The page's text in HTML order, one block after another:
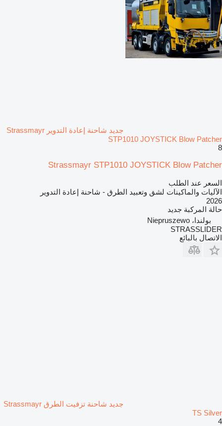
جديد شاحنة إعادة التدوير Strassmayr
STP1010 JOYSTICK Blow Patcher
8
Strassmayr STP1010 JOYSTICK Blow Patcher
السعر عند الطلب
الآليات والماكينات لشق وتعبيد الطرق - شاحنة إعادة التدوير
2026
حالة المركبة جديد
بولندا، Niepruszewo
STRASSLIDER
الاتصال بالبائع
جديد شاحنة تزفيت الطرق Strassmayr
TS Silver
4